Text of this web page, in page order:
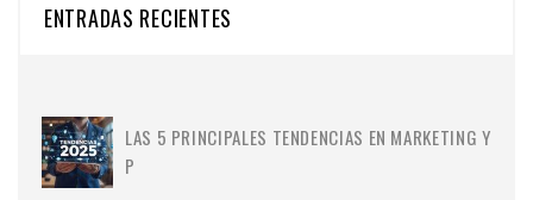
ENTRADAS RECIENTES
LAS 5 PRINCIPALES TENDENCIAS EN MARKETING Y
P